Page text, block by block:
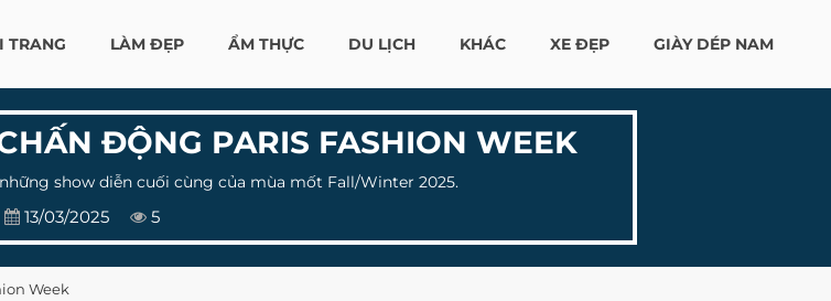
TRANG LÀM ĐẸP ẨM THỰC DU LỊCH KHÁC XE ĐẸP GIÀY DÉP NAM
ĐỘNG PARIS FASHION WEEK
show diễn cuối cùng của mùa mốt Fall/Winter 2025.
13/03/2025 5
Week